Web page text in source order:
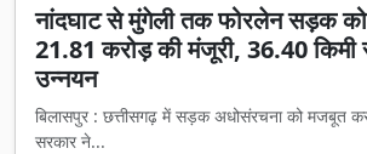
नांदघाट से मुंगेली तक फोरलेन सड़क को
21.81 करोड़ की मंजूरी, 36.40 किमी
उन्नयन
बिलासपुर : छत्तीसगढ़ में सड़क अधोसंरचना को मजबूत
सरकार ने...